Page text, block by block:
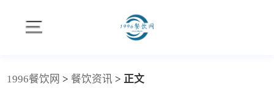
1996餐饮网 > 餐饮资讯 > 正文